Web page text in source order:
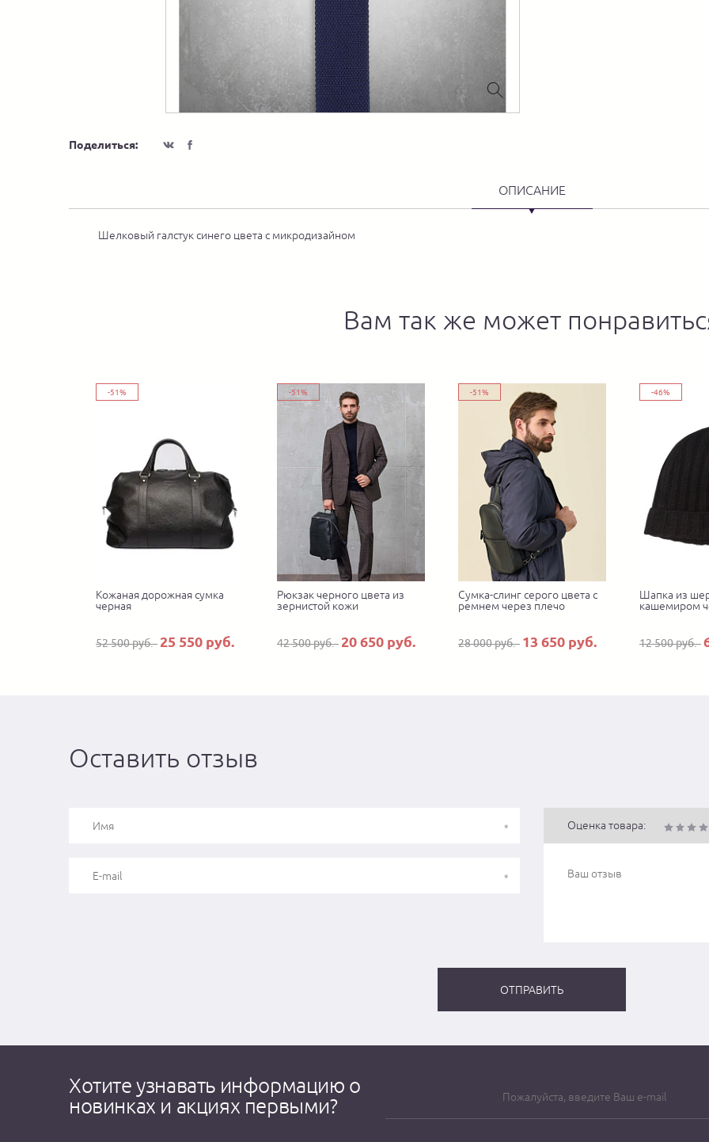
Поделиться:
ОПИСАНИЕ
Шелковый галстук синего цвета с микродизайном
Вам так же может
-51%
Кожаная дорожная сумка
черная
52 500 руб. 25 550 руб.
-51%
Рюкзак черного цвета из
зернистой кожи
42 500 руб. 20 650 руб.
-51%
Сумка-слинг серого цвета с
ремнем через плечо
28 000 руб. 13 650 руб.
-46%
Шапка из
кашемиром
12 500 руб.
Оставить отзыв
Оценка товара:
Хотите узнавать информацию о
новинках и акциях первыми?